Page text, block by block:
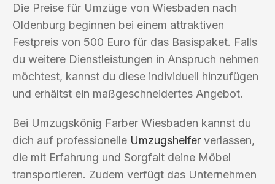
Die Preise für Umzüge von Wiesbaden nach
Oldenburg beginnen bei einem attraktiven
Festpreis von 500 Euro für das Basispaket. Falls
du weitere Dienstleistungen in Anspruch nehmen
möchtest, kannst du diese individuell hinzufügen
und erhältst ein maßgeschneidertes Angebot.
Bei Umzugskönig Farber Wiesbaden kannst du
dich auf professionelle Umzugshelfer verlassen,
die mit Erfahrung und Sorgfalt deine Möbel
transportieren. Zudem verfügt das Unternehmen